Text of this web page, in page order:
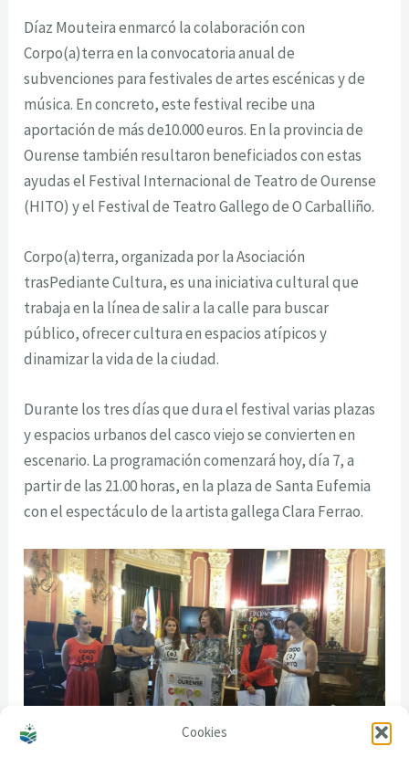
Cookies
Díaz Mouteira enmarcó la colaboración con
Corpo(a)terraen la convocatoria anual de
subvenciones para festivales de artes escénicas y de
música. En concreto, este festival recibe una
aportación de más de10.000 euros. En la provincia de
Ourense también resultaron beneficiados con estas
ayudas el Festival Internacional de Teatro de Ourense
(HITO) y el Festival de Teatro Gallego de O Carballiño.
Corpo(a)terra, organizada por la Asociación
trasPediante Cultura, es una iniciativa cultural que
trabaja en la línea de salir a la calle para buscar
público, ofrecer cultura en espacios atípicos y
dinamizar la vida de la ciudad.
Durante los tres días que dura el festival varias plazas
y espacios urbanos del casco viejo se convierten en
escenario. La programación comenzará hoy, día 7, a
partir de las 21.00 horas, en la plaza de Santa Eufemia
con el espectáculo de la artista gallega Clara Ferrao.